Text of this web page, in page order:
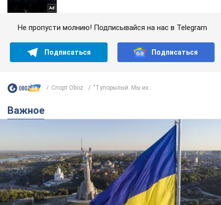
Не пропусти молнию! Подписывайся на нас в Telegram
Подписаться Подписаться
Спорт Oboz "Тупорылый. Мы их...
Важное